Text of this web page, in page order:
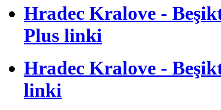
Hradec Kralove -
Plus linki
Hradec Kralove -
linki